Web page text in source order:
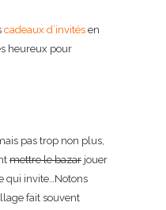
cadeaux d’invités en
heureux pour
pas trop non plus,
mettre le bazar jouer
qui invite…Notons
fait souvent